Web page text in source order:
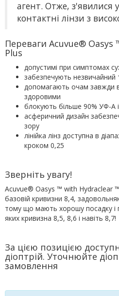
агент. Отже, з'явилися
контактні лінзи з
Переваги Acuvue®
Plus
допустимі при симптомах
забезпечують
допомагають очам завжди
здоровими
блокують більше 90% УФ-А
асферичний дизайн
зору
лінійка лінз доступна в
кроком 0,25
Зверніть увагу!
Acuvue® Oasys ™ with Hydraclear ™
базовій кривизни 8,4,
тому що мають хорошу посадку і
яких кривизна 8,5, 8,6 і навіть 8,7!
За цією позицією
діоптрій. Уточнюйте
замовлення